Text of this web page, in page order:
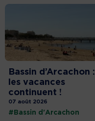
Bassin d’Arcachon :
les vacances
continuent !
07 août 2026
#Bassin d'Arcachon